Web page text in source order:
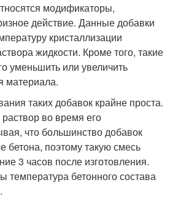
модификаторы,
действие. Данные добавки
кристаллизации
жидкости. Кроме того, такие
уменьшить или увеличить
материала.
таких добавок крайне проста.
во время его
что большинство добавок
бетона, поэтому такую смесь
3 часов после изготовления.
температура бетонного состава